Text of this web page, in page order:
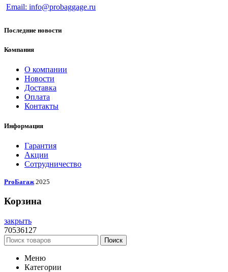
Email: info@probaggage.ru
Последние новости
Компания
О компании
Новости
Доставка
Оплата
Контакты
Информация
Гарантия
Акции
Сотрудничество
ProБагаж 2025
Корзина
закрыть
70536127
Поиск
Меню
Категории